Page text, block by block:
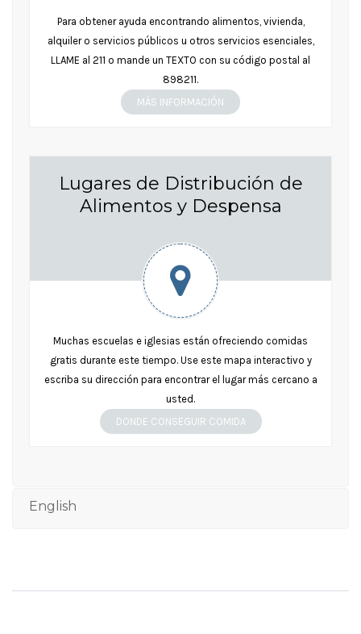
Para obtener ayuda encontrando alimentos, vivienda,
alquiler o servicios públicos u otros servicios esenciales,
LLAME al 211 o mande un TEXTO con su código postal al
898211.
MÁS INFORMACIÓN
Lugares de Distribución de
Alimentos y Despensa
Muchas escuelas e iglesias están ofreciendo comidas
gratis durante este tiempo. Use este mapa interactivo y
escriba su dirección para encontrar el lugar más cercano a
usted.
DONDE CONSEGUIR COMIDA
English